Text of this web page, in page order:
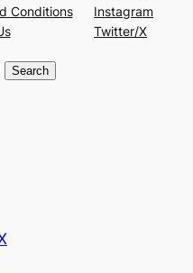
Conditions
Instagram
Twitter/X
Search